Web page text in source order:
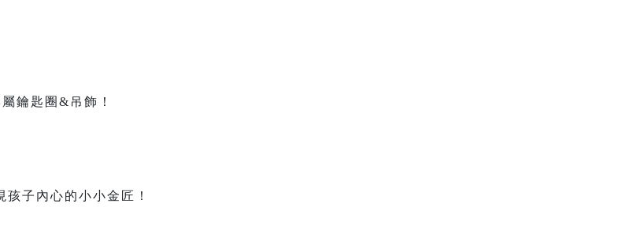
鑰匙圈&吊飾！
子內心的小小金匠！